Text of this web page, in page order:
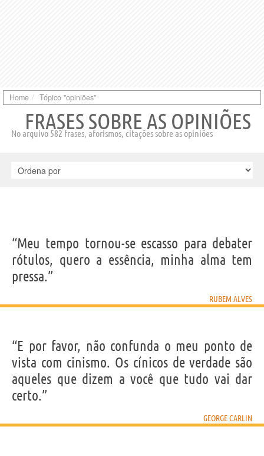
Home Tópico "opiniões"
FRASES SOBRE AS OPINIÕES
No arquivo 582 frases, aforismos, citações sobre as opiniões
“Meu tempo tornou-se escasso para debater
rótulos, quero a essência, minha alma tem
pressa.”
RUBEM ALVES
“E por favor, não confunda o meu ponto de
vista com cinismo. Os cínicos de verdade são
aqueles que dizem a você que tudo vai dar
certo.”
GEORGE CARLIN